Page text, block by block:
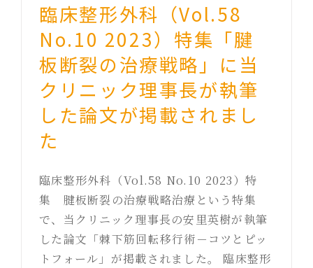
臨床整形外科（Vol.58
No.10 2023）特集「腱
板断裂の治療戦略」に当
クリニック理事長が執筆
した論文が掲載されまし
た
臨床整形外科（Vol.58 No.10 2023）特
集 腱板断裂の治療戦略治療という特集
で、当クリニック理事長の安里英樹が執筆
した論文「棘下筋回転移行術－コツとピッ
トフォール」が掲載されました。 臨床整形